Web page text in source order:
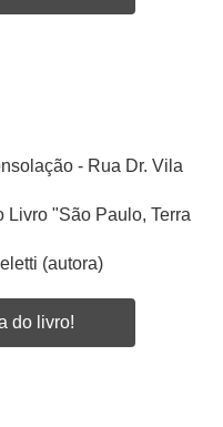
- Rua Dr. Vila
Livro "São Paulo, Terra
(autora)
do livro!